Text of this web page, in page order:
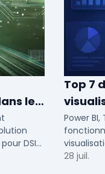
le
DSI
Top 7
Studio,
autres
Power BI,
selon
28 juil.